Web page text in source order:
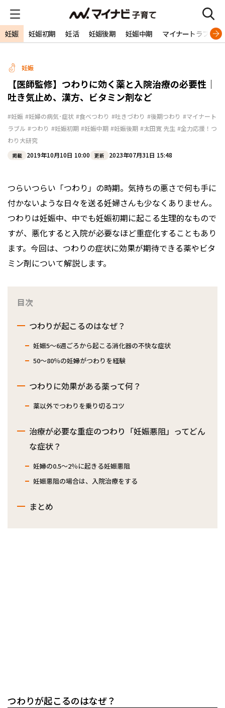
妊娠 妊娠初期 妊活 妊娠後期 妊娠中期 マイナートラブル
妊娠
【医師監修】つわりに効く薬と入院治療の必要性｜
吐き気止め、漢方、ビタミン剤など
#妊娠 #妊婦の病気･症状 #食べつわり #吐きづわり #後期つわり #マイナート
ラブル #つわり #妊娠初期 #妊娠中期 #妊娠後期 #太田寛 先生 #全力応援！つ
わり大研究
掲載 2019年10月10日 10:00 更新 2023年07月31日 15:48
つらいつらい「つわり」の時期。気持ちの悪さで何も手に
付かないような日々を送る妊婦さんも少なくありません。
つわりは妊娠中、中でも妊娠初期に起こる生理的なもので
すが、悪化すると入院が必要なほど重症化することもあり
ます。今回は、つわりの症状に効果が期待できる薬やビタ
ミン剤について解説します。
目次
つわりが起こるのはなぜ？
妊娠5〜6週ごろから起こる消化器の不快な症状
50～80％の妊婦がつわりを経験
つわりに効果がある薬って何？
薬以外でつわりを乗り切るコツ
治療が必要な重症のつわり「妊娠悪阻」ってどん
な症状？
妊婦の0.5～2％に起きる妊娠悪阻
妊娠悪阻の場合は、入院治療をする
まとめ
つわりが起こるのはなぜ？